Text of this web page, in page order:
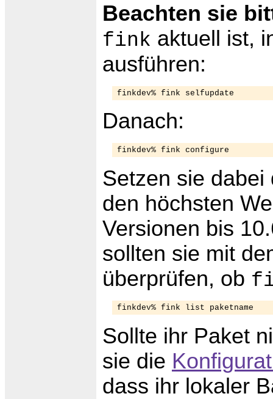
Beachten sie
fink aktuell ist,
ausführen:
Danach:
Setzen sie dabei
den höchsten
Versionen bis
sollten sie mit
überprüfen, ob
Sollte ihr Paket
sie die
dass ihr lokaler